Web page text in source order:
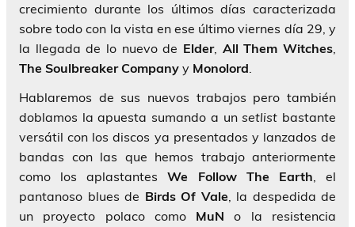
crecimiento durante los últimos días caracterizada
sobre todo con la vista en ese último viernes día 29, y
la llegada de lo nuevo de Elder, All Them Witches,
The Soulbreaker Company y Monolord.
Hablaremos de sus nuevos trabajos pero también
doblamos la apuesta sumando a unsetlist bastante
versátil con los discos ya presentados y lanzados de
bandas con las que hemos trabajo anteriormente
como los aplastantesWe Follow The Earth, el
pantanoso blues de Birds Of Vale, la despedida de
un proyecto polaco como MuN o la resistencia